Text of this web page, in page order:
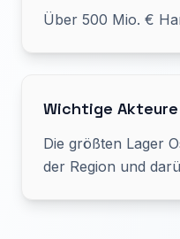
Über 500 Mio. €
Wichtige Akteure
Die größten Lager
der Region und